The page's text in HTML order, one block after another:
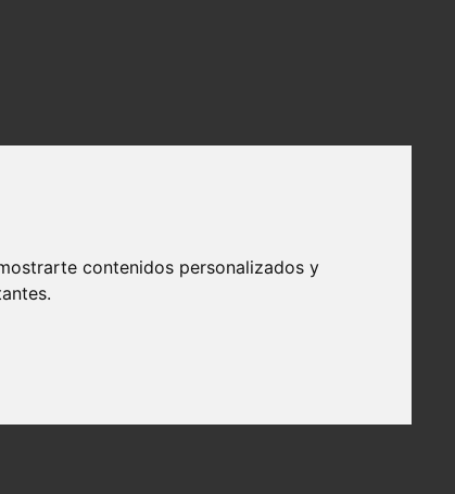
contenidos personalizados y